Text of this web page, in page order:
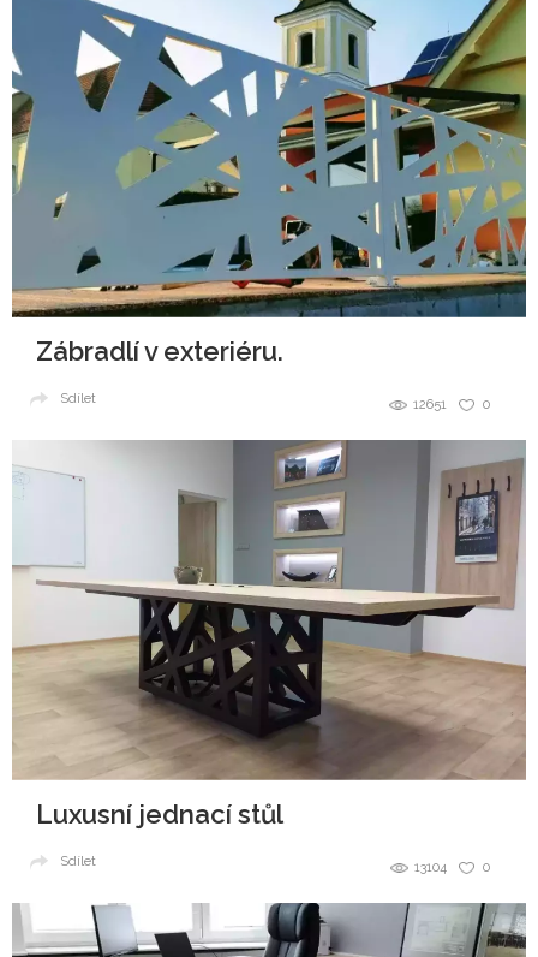
Zábradlí v exteriéru.
0
12651
Sdílet
Luxusní jednací stůl
0
13104
Sdílet